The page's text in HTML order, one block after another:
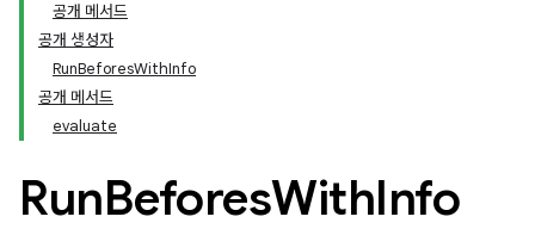
공개 메서드
공개 생성자
RunBeforesWithInfo
공개 메서드
evaluate
RunBeforesWithInfo